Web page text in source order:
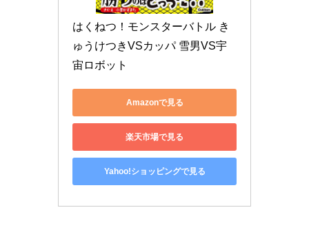
はくねつ！モンスターバトル き
ゅうけつきVSカッパ 雪男VS宇
宙ロボット
Amazonで見る
楽天市場で見る
Yahoo!ショッピングで見る